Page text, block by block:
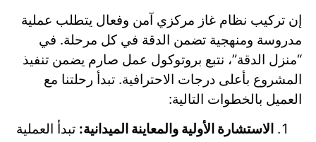
إن تركيب نظام غاز مركزي آمن وفعال يتطلب عملية
مدروسة ومنهجية تضمن الدقة في كل مرحلة. في
“منزل الدقة”، نتبع بروتوكول عمل صارم يضمن تنفيذ
المشروع بأعلى درجات الاحترافية. تبدأ رحلتنا مع
العميل بالخطوات التالية:
الاستشارة الأولية والمعاينة الميدانية: تبدأ العملية